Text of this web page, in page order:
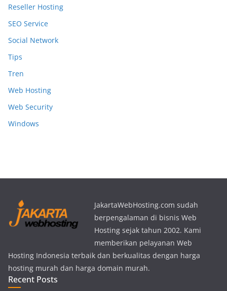
Reseller Hosting
SEO Service
Social Network
Tips
Tren
Web Hosting
Web Security
Windows
JakartaWebHosting.com sudah
berpengalaman di bisnis Web
Hosting sejak tahun 2002. Kami
memberikan pelayanan Web
Hosting Indonesia terbaik dan berkualitas dengan harga
hosting murah dan harga domain murah.
Recent Posts